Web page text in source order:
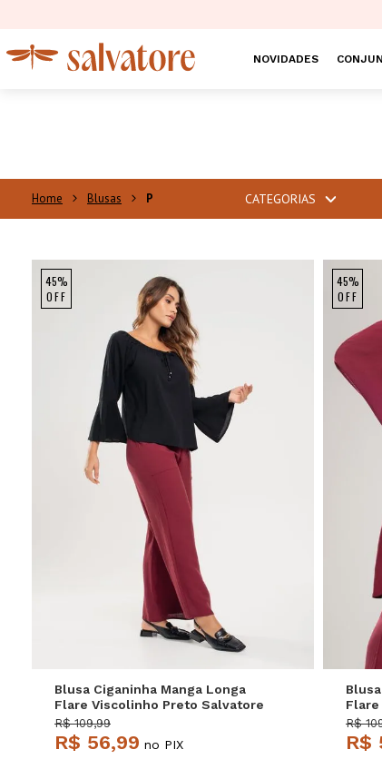
NOVIDADES
Blusas P CATEGORIAS
45%
OFF
M
Blusa Ciganinha Manga Longa
Flare Viscolinho Preto Salvatore
R$ 109,99
R$ 56,99 no PIX
45%
OFF
R$
R$